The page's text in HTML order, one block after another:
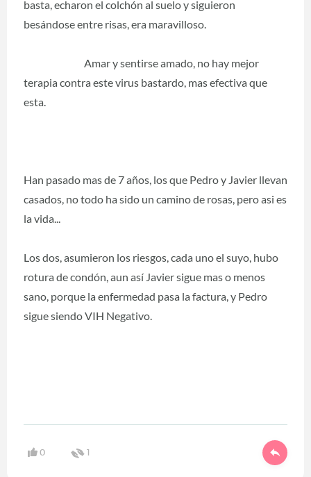
basta, echaron el colchón al suelo y siguieron
besándose entre risas, era maravilloso.
Amar y sentirse amado, no hay mejor
terapia contra este virus bastardo, mas efectiva que
esta.
Han pasado mas de 7 años, los que Pedro y Javier llevan
casados, no todo ha sido un camino de rosas, pero asi es
la vida...
Los dos, asumieron los riesgos, cada uno el suyo, hubo
rotura de condón, aun así Javier sigue mas o menos
sano, porque la enfermedad pasa la factura, y Pedro
sigue siendo VIH Negativo.
0 1